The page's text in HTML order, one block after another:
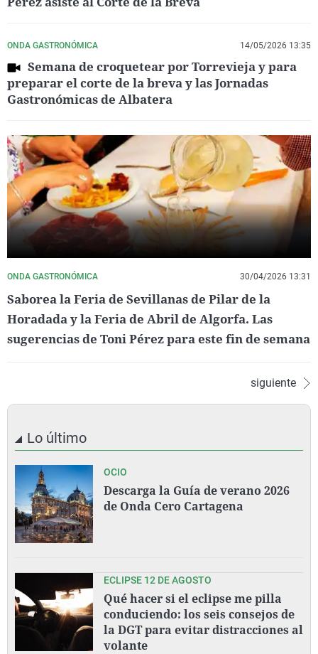
ONDA GASTRONÓMICA 14/05/2026 13:35
Semana de croquetear por Torrevieja y para
preparar el corte de la breva y las Jornadas
Gastronómicas de Albatera
ONDA GASTRONÓMICA 30/04/2026 13:31
Saborea la Feria de Sevillanas de Pilar de la
Horadada y la Feria de Abril de Algorfa. Las
sugerencias de Toni Pérez para este fin de semana
siguiente
Lo último
OCIO
Descarga la Guía de verano 2026
de Onda Cero Cartagena
ECLIPSE 12 DE AGOSTO
Qué hacer si el eclipse me pilla
conduciendo: los seis consejos de
la DGT para evitar distracciones al
volante